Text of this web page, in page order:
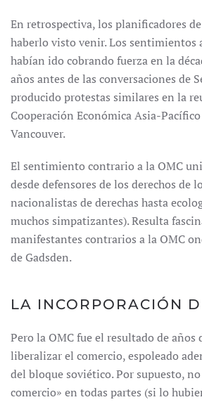
En retrospectiva, los planificadores
haberlo visto venir. Los
habían ido cobrando fuerza en la
años antes de las conversaciones de
producido protestas similares en la
Cooperación Económica Asia-Pacífico
Vancouver.
El sentimiento contrario a la OMC
desde defensores de los derechos de
nacionalistas de derechas hasta
muchos simpatizantes). Resulta
manifestantes contrarios a la OMC
de Gadsden.
LA INCORPORACIÓN
Pero la OMC fue el resultado de años
liberalizar el comercio, espoleado
del bloque soviético. Por supuesto,
comercio» en todas partes (si lo